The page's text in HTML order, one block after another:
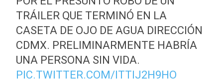
TRÁILER QUE TERMINÓ EN LA
CASETA DE OJO DE AGUA DIRECCIÓN
CDMX. PRELIMINARMENTE HABRÍA
UNA PERSONA SIN VIDA.
PIC.TWITTER.COM/ITTIJ2H9HO